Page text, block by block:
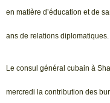
en matière d’éducation et de
ans de relations diplomatiques.
Le consul général cubain à
mercredi la contribution des